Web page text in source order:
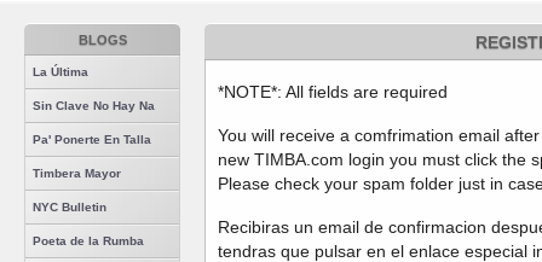
BLOGS
La Última
Sin Clave No Hay Na
Pa' Ponerte En Talla
Timbera Mayor
NYC Bulletin
Poeta de la Rumba
*NOTE*: All fields are required
You will receive a comfrimation email
new TIMBA.com login you must click the
Please check your spam folder just in
Recibiras un email de confirmacion
tendras que pulsar en el enlace especial